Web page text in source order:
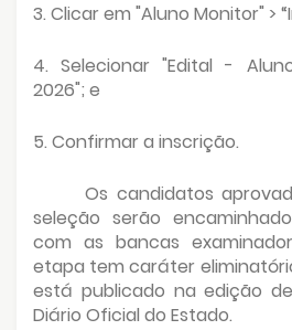
3. Clicar em "Aluno Monitor" >
4. Selecionar "Edital -
2026"; e
5. Confirmar a inscrição.
Os candidatos
seleção serão
com as bancas
etapa tem caráter
está publicado na edição
Diário Oficial do Estado.